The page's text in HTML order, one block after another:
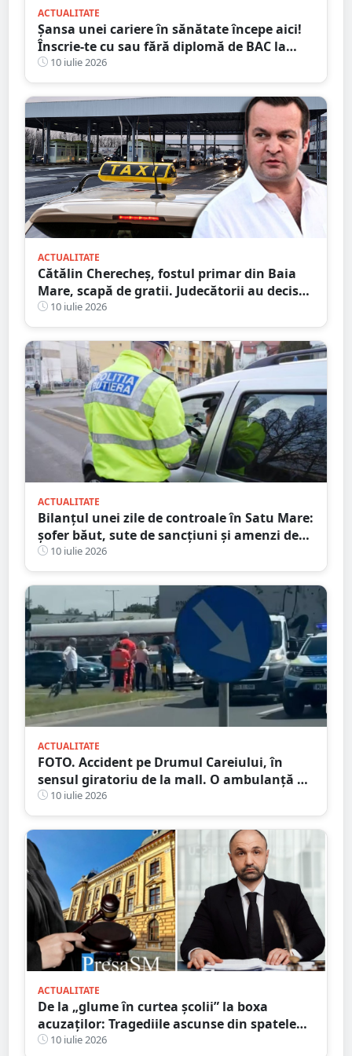
ACTUALITATE
Șansa unei cariere în sănătate începe aici!
Înscrie-te cu sau fără diplomă de BAC la
Școala Postliceală „Henri Coandă” Satu
Mare
10 iulie 2026
ACTUALITATE
Cătălin Cherecheș, fostul primar din Baia
Mare, scapă de gratii. Judecătorii au decis
eliberarea condiționată
10 iulie 2026
ACTUALITATE
Bilanțul unei zile de controale în Satu Mare:
șofer băut, sute de sancțiuni și amenzi de
peste 86.000 de lei
10 iulie 2026
ACTUALITATE
FOTO. Accident pe Drumul Careiului, în
sensul giratoriu de la mall. O ambulanță a
fost chemată la fața locului
10 iulie 2026
ACTUALITATE
De la „glume în curtea școlii” la boxa
acuzaților: Tragediile ascunse din spatele
bullying-ului și consecințele penale pe care
10 iulie 2026